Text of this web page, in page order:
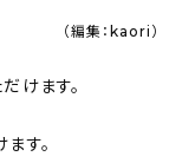
（編集：kaori）
けます。
す。